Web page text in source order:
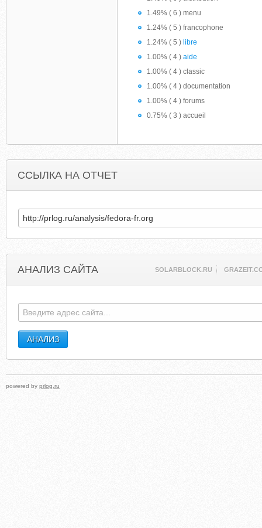
1.49% ( 6 ) menu
1.24% ( 5 ) francophone
1.24% ( 5 ) libre
1.00% ( 4 ) aide
1.00% ( 4 ) classic
1.00% ( 4 ) documentation
1.00% ( 4 ) forums
0.75% ( 3 ) accueil
ССЫЛКА НА ОТЧЕТ
АНАЛИЗ САЙТА SOLARBLOCK.RU
powered by prlog.ru